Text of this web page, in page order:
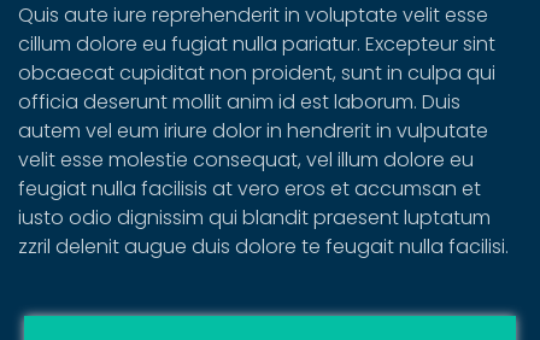
Quis aute iure reprehenderit in voluptate velit esse
cillum dolore eu fugiat nulla pariatur. Excepteur sint
obcaecat cupiditat non proident, sunt in culpa qui
officia deserunt mollit anim id est laborum. Duis
autem vel eum iriure dolor in hendrerit in vulputate
velit esse molestie consequat, vel illum dolore eu
feugiat nulla facilisis at vero eros et accumsan et
iusto odio dignissim qui blandit praesent luptatum
zzril delenit augue duis dolore te feugait nulla facilisi.